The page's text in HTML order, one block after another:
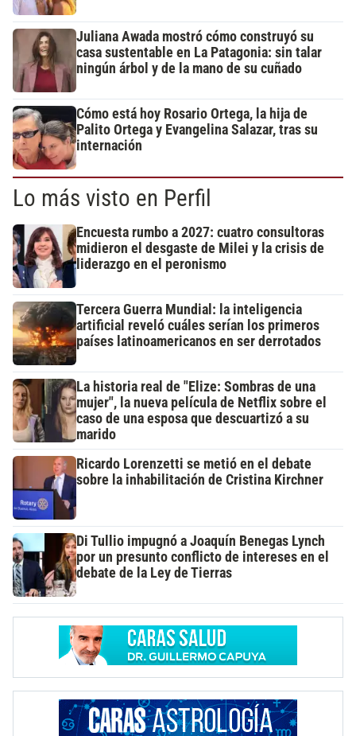
Juliana Awada mostró cómo construyó su
casa sustentable en La Patagonia: sin talar
ningún árbol y de la mano de su cuñado
Cómo está hoy Rosario Ortega, la hija de
Palito Ortega y Evangelina Salazar, tras su
internación
Lo más visto en Perfil
Encuesta rumbo a 2027: cuatro consultoras
midieron el desgaste de Milei y la crisis de
liderazgo en el peronismo
Tercera Guerra Mundial: la inteligencia
artificial reveló cuáles serían los primeros
países latinoamericanos en ser derrotados
La historia real de "Elize: Sombras de una
mujer", la nueva película de Netflix sobre el
caso de una esposa que descuartizó a su
marido
Ricardo Lorenzetti se metió en el debate
sobre la inhabilitación de Cristina Kirchner
Di Tullio impugnó a Joaquín Benegas Lynch
por un presunto conflicto de intereses en el
debate de la Ley de Tierras